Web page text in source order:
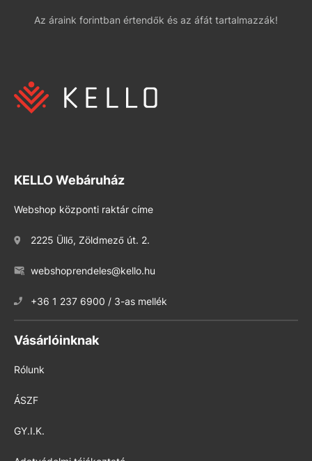
Az áraink forintban értendők és az áfát tartalmazzák!
KELLO Webáruház
Webshop központi raktár címe
2225 Üllő, Zöldmező út. 2.
webshoprendeles@kello.hu
+36 1 237 6900 / 3-as mellék
Vásárlóinknak
Rólunk
ÁSZF
GY.I.K.